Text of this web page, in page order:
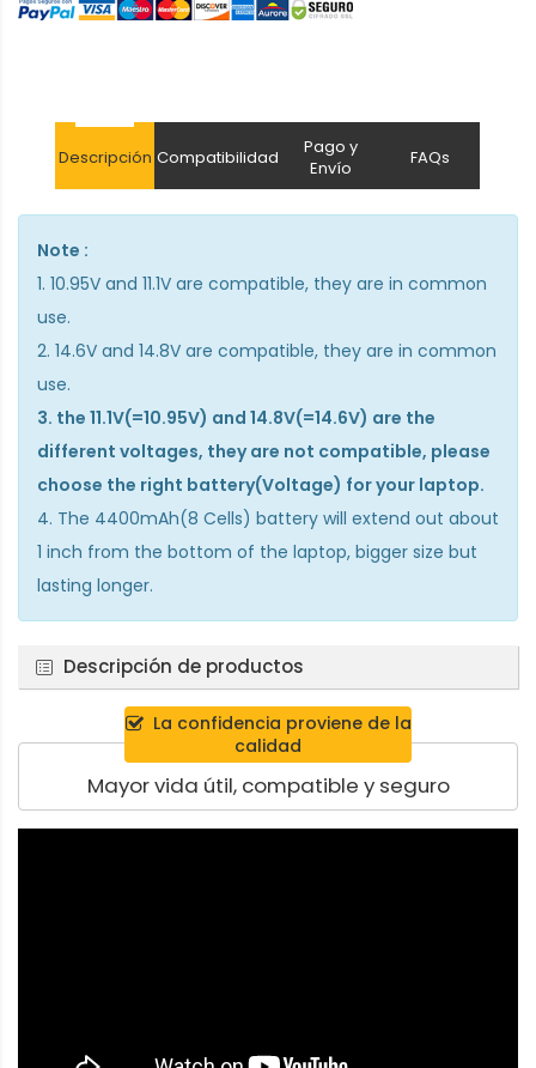
Descripción Compatibilidad
Pago y
Envío
FAQs
Note :
1. 10.95V and 11.1V are compatible, they are in common
use.
2. 14.6V and 14.8V are compatible, they are in common
use.
3. the 11.1V(=10.95V) and 14.8V(=14.6V) are the
different voltages, they are not compatible, please
choose the right battery(Voltage) for your laptop.
4. The 4400mAh(8 Cells) battery will extend out about
1 inch from the bottom of the laptop, bigger size but
lasting longer.
Descripción de productos
La confidencia proviene de la
calidad
Mayor vida útil, compatible y seguro